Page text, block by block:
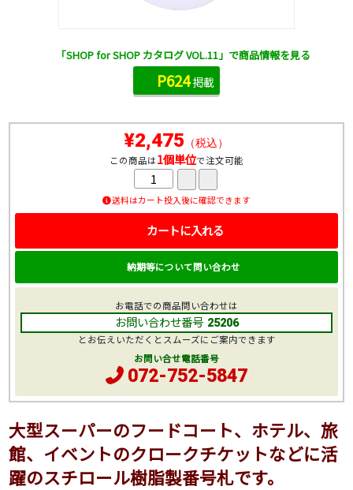
大型スーパーのフードコート、ホテル、旅
館、イベントのクロークチケットなどに活
躍のスチロール樹脂製番号札です。
¥2,475 （税込）
この商品は1個単位で注文可能
送料はカート投入後に確認できます
カートに入れる
納期等について問い合わせ
お電話での商品問い合わせは
お問い合わせ番号 25206
とお伝えいただくとスムーズにご案内できます
お問い合せ電話番号
072-752-5847
「SHOP for SHOP カタログ VOL.11」で商品情報を見る
P624掲載